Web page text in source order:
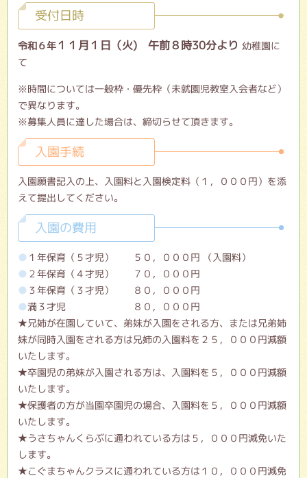
受付日時
令和６年 １１月１日（火) 午前８時30分より 幼稚園に
て
※時間については一般枠・優先枠（未就園児教室入会者など）
で異なります。
※募集人員に達した場合は、締切らせて頂きます。
入園手続
入園願書記入の上、入園料と入園検定料（１，０００円）を添
えて提出してください。
入園の費用
１年保育（５才児） ５０，０００円 （入園料）
２年保育（４才児） ７０，０００円
３年保育（３才児） ８０，０００円
満３才児 ８０，０００円
★兄姉が在園していて、弟妹が入園をされる方、または兄弟姉
妹が同時入園をされる方は兄姉の入園料を２５，０００円減額
いたします。
★卒園児の弟妹が入園される方は、入園料を５，０００円減額
いたします。
★保護者の方が当園卒園児の場合、入園料を５，０００円減額
いたします。
★うさちゃんくらぶに通われている方は５，０００円減免いた
します。
★こぐまちゃんクラスに通われている方は１０，０００円減免